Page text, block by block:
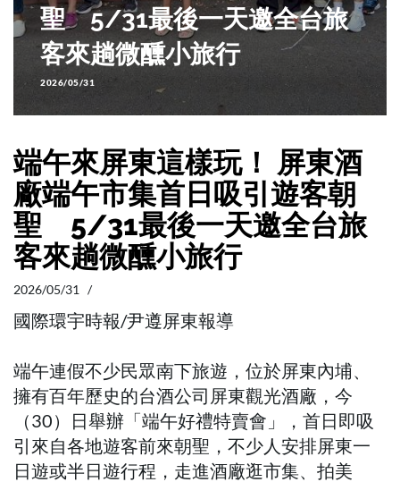
聖 5/31最後一天邀全台旅
客來趟微醺小旅行
2026/05/31
端午來屏東這樣玩！ 屏東酒
廠端午市集首日吸引遊客朝
聖 5/31最後一天邀全台旅
客來趟微醺小旅行
2026/05/31 /
國際環宇時報/尹遵屏東報導
端午連假不少民眾南下旅遊，位於屏東內埔、
擁有百年歷史的台酒公司屏東觀光酒廠，今
（30）日舉辦「端午好禮特賣會」，首日即吸
引來自各地遊客前來朝聖，不少人安排屏東一
日遊或半日遊行程，走進酒廠逛市集、拍美